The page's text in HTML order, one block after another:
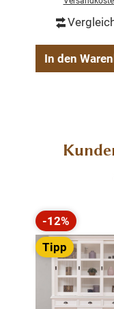
weiß lackiert
Schiebetüren
Farben innen
In den
Produktgalerie
Rabatt
-12%
Tipp